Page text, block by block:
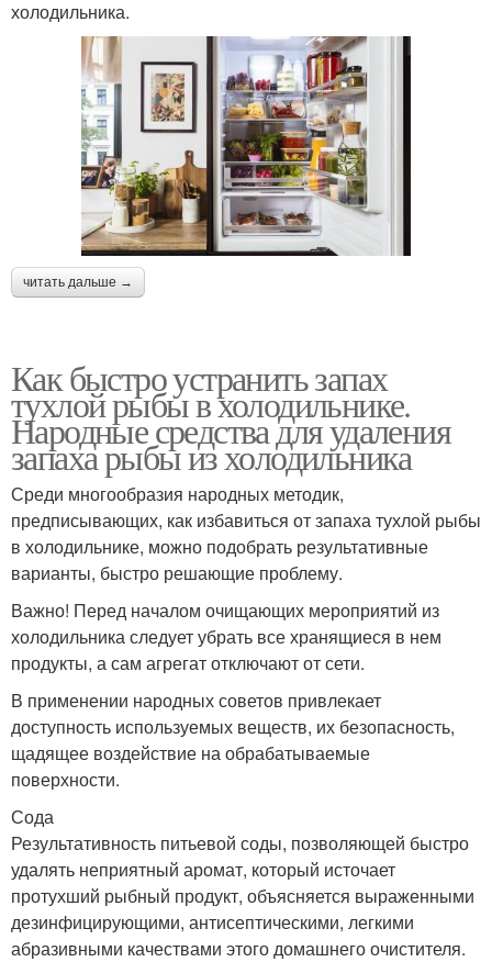
холодильника.
читать дальше →
Как быстро устранить запах
тухлой рыбы в холодильнике.
Народные средства для удаления
запаха рыбы из холодильника
Среди многообразия народных методик,
предписывающих, как избавиться от запаха тухлой рыбы
в холодильнике, можно подобрать результативные
варианты, быстро решающие проблему.
Важно! Перед началом очищающих мероприятий из
холодильника следует убрать все хранящиеся в нем
продукты, а сам агрегат отключают от сети.
В применении народных советов привлекает
доступность используемых веществ, их безопасность,
щадящее воздействие на обрабатываемые
поверхности.
Сода
Результативность питьевой соды, позволяющей быстро
удалять неприятный аромат, который источает
протухший рыбный продукт, объясняется выраженными
дезинфицирующими, антисептическими, легкими
абразивными качествами этого домашнего очистителя.